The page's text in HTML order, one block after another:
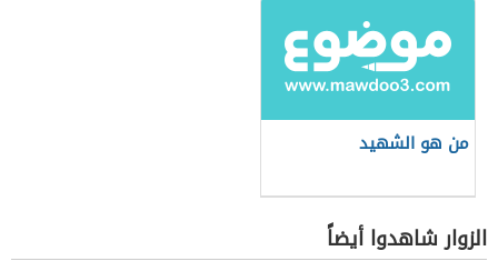
من هو الشهيد
الزوار شاهدوا أيضاً